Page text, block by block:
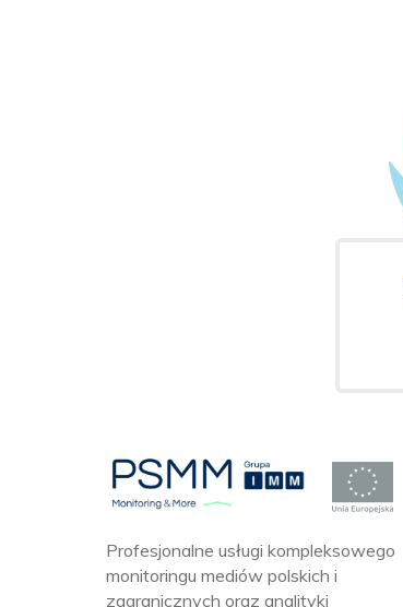
Profesjonalne usługi kompleksowego
monitoringu mediów polskich i
zagranicznych oraz analityki